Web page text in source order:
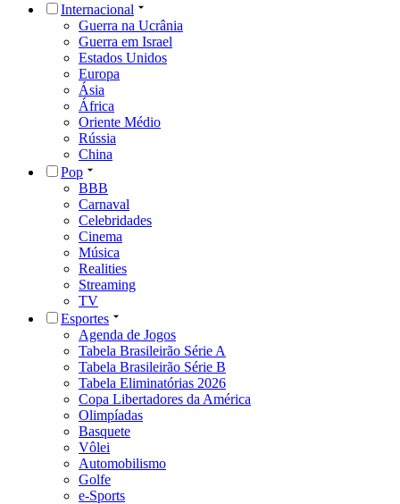
Internacional
Guerra na Ucrânia
Guerra em Israel
Estados Unidos
Europa
Ásia
África
Oriente Médio
Rússia
China
Pop
BBB
Carnaval
Celebridades
Cinema
Música
Realities
Streaming
TV
Esportes
Agenda de Jogos
Tabela Brasileirão Série A
Tabela Brasileirão Série B
Tabela Eliminatórias 2026
Copa Libertadores da América
Olimpíadas
Basquete
Vôlei
Automobilismo
Golfe
e-Sports